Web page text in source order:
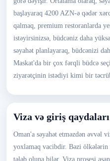
başlayaraq 4200 AZN-ə qədər
qalmaq, premium restoranlarda
istəyirsinizsə, büdcəniz daha
səyahət planlayaraq, büdcənizi
Maskat'da bir çox fərqli büdcə
ziyarətçinin istədiyi kimi bir
Viza və giriş qaydaları
Oman'a səyahət etməzdən əvvəl
yoxlamaq vacibdir. Bəzi ölkələrin
tələb oluna bilər. Viza prosesi